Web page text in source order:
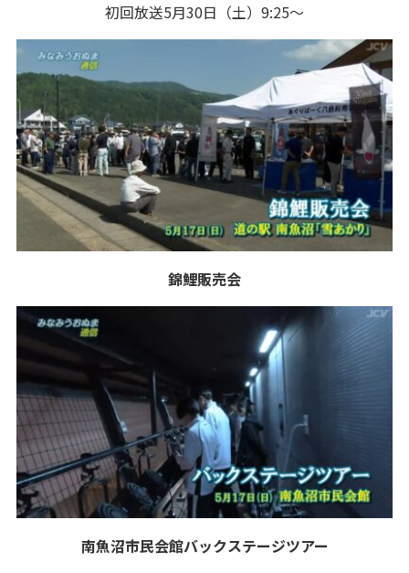
初回放送5月30日（土）9:25～
錦鯉販売会
南魚沼市民会館バックステージツアー